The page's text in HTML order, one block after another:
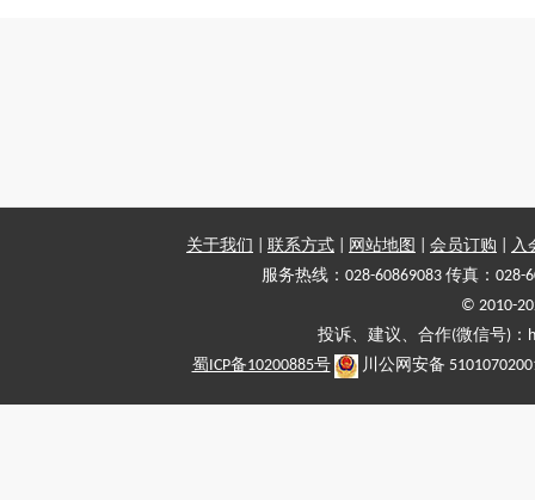
关于我们 联系方式 网站地图 会员订购
入
服务热线：028-60869083 传真：028-
© 2010-
投诉、建议、合作(微信号)
蜀ICP备10200885号
川公网安备